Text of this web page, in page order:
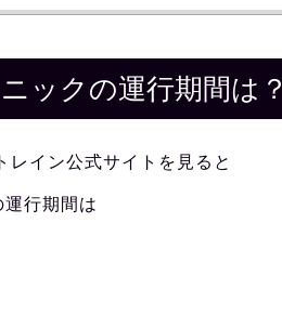
ックの運行期間は？
レイン公式サイトを見ると
行期間は